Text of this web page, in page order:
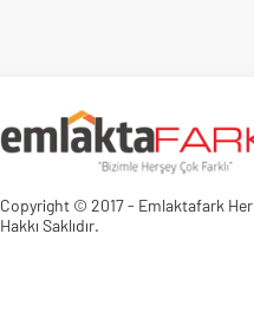
Copyright © 2017 - Emlaktafark Her
Hakkı Saklıdır.